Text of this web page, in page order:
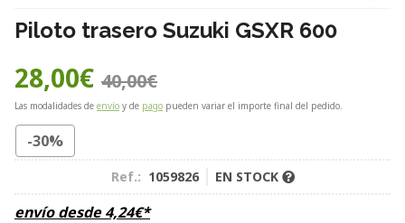
Piloto trasero Suzuki GSXR 600
28,00€ 40,00€
Las modalidades de envío y de pago pueden variar el importe final del pedido.
-30%
Ref.: 1059826 EN STOCK
envío desde4,24€*